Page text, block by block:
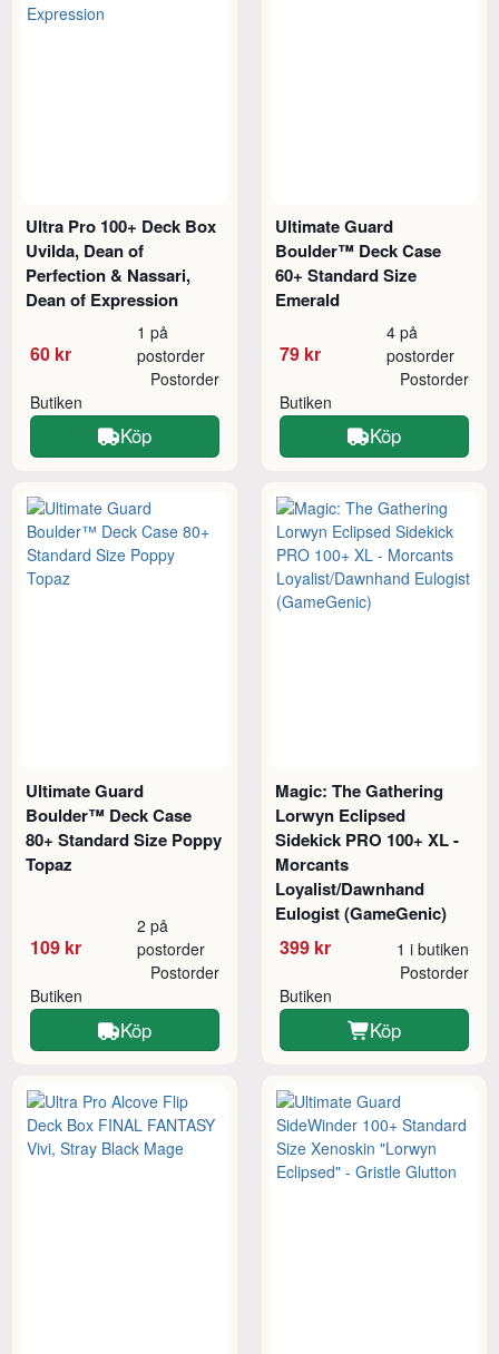
Ultra Pro 100+ Deck Box
Uvilda, Dean of
Perfection & Nassari,
Dean of Expression
60 kr
1 på
postorder
Butiken
Postorder
Köp
Ultimate Guard
Boulder™ Deck Case
60+ Standard Size
Emerald
79 kr
4 på
postorder
Butiken
Postorder
Köp
Ultimate Guard
Boulder™ Deck Case
80+ Standard Size Poppy
Topaz
109 kr
2 på
postorder
Butiken
Postorder
Köp
Magic: The Gathering
Lorwyn Eclipsed
Sidekick PRO 100+ XL -
Morcants
Loyalist/Dawnhand
Eulogist (GameGenic)
399 kr 1 i butiken
Butiken
Postorder
Köp